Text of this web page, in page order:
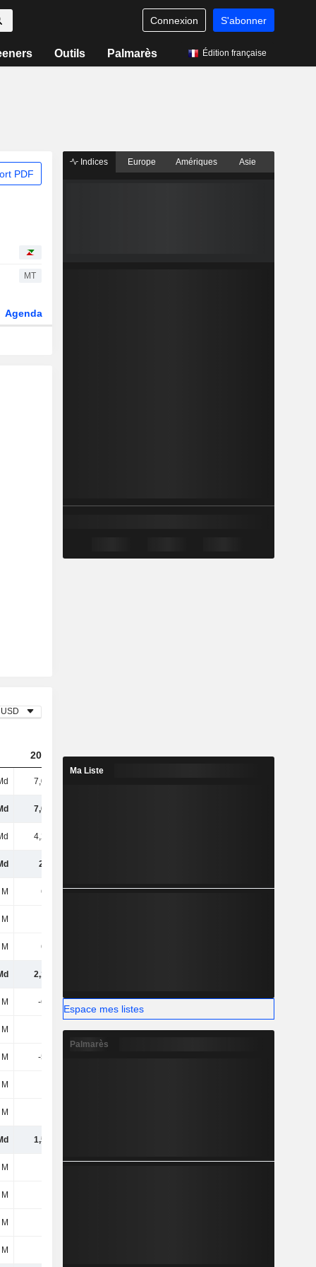
Connexion S'abonner
Outils Palmarès Édition française
PDF
MT
Agenda
USD
2023 2024 2025
7,02 Md
7,02 Md
4,22 Md
2,8 Md
647 M 691 M 690 M
665 M
2,14 Md
-622 M -616 M -547 M
40 M 39 M 31 M
-582 M
1,54 Md
Indices Europe Amériques Asie
Ma Liste
Espace mes listes
Palmarès